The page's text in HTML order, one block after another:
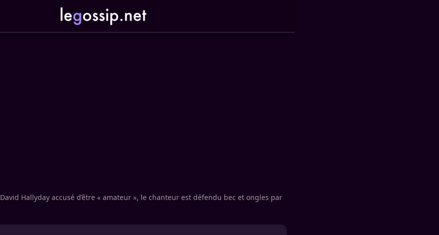
David Hallyday accusé d’être « amateur », le chanteur est défendu bec et ongles par